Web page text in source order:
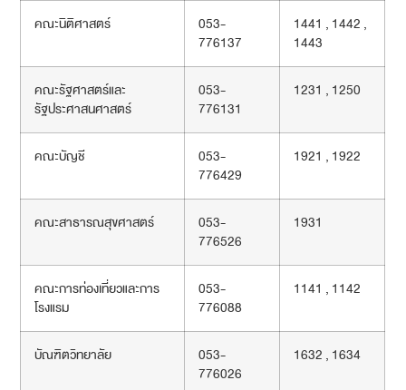
คณะนิติศาสตร์
053-
776137
1441 , 1442 ,
1443
คณะรัฐศาสตร์และ
รัฐประศาสนศาสตร์
053-
776131
1231 , 1250
คณะบัญชี
053-
776429
1921 , 1922
คณะสาธารณสุขศาสตร์
053-
776526
1931
คณะการท่องเที่ยวและการ
โรงแรม
053-
776088
1141 , 1142
บัณฑิตวิทยาลัย
053-
776026
1632 , 1634